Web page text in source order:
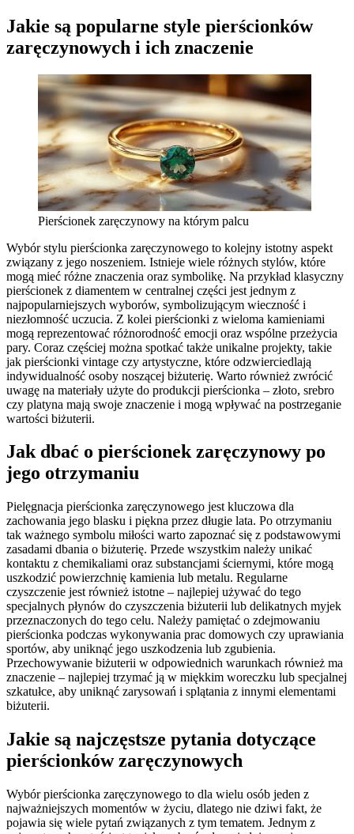
Jakie są popularne style pierścionków
zaręczynowych i ich znaczenie
Pierścionek zaręczynowy na którym palcu
Wybór stylu pierścionka zaręczynowego to kolejny istotny aspekt
związany z jego noszeniem. Istnieje wiele różnych stylów, które
mogą mieć różne znaczenia oraz symbolikę. Na przykład klasyczny
pierścionek z diamentem w centralnej części jest jednym z
najpopularniejszych wyborów, symbolizującym wieczność i
niezłomność uczucia. Z kolei pierścionki z wieloma kamieniami
mogą reprezentować różnorodność emocji oraz wspólne przeżycia
pary. Coraz częściej można spotkać także unikalne projekty, takie
jak pierścionki vintage czy artystyczne, które odzwierciedlają
indywidualność osoby noszącej biżuterię. Warto również zwrócić
uwagę na materiały użyte do produkcji pierścionka – złoto, srebro
czy platyna mają swoje znaczenie i mogą wpływać na postrzeganie
wartości biżuterii.
Jak dbać o pierścionek zaręczynowy po
jego otrzymaniu
Pielęgnacja pierścionka zaręczynowego jest kluczowa dla
zachowania jego blasku i piękna przez długie lata. Po otrzymaniu
tak ważnego symbolu miłości warto zapoznać się z podstawowymi
zasadami dbania o biżuterię. Przede wszystkim należy unikać
kontaktu z chemikaliami oraz substancjami ściernymi, które mogą
uszkodzić powierzchnię kamienia lub metalu. Regularne
czyszczenie jest również istotne – najlepiej używać do tego
specjalnych płynów do czyszczenia biżuterii lub delikatnych myjek
przeznaczonych do tego celu. Należy pamiętać o zdejmowaniu
pierścionka podczas wykonywania prac domowych czy uprawiania
sportów, aby uniknąć jego uszkodzenia lub zgubienia.
Przechowywanie biżuterii w odpowiednich warunkach również ma
znaczenie – najlepiej trzymać ją w miękkim woreczku lub specjalnej
szkatułce, aby uniknąć zarysowań i splątania z innymi elementami
biżuterii.
Jakie są najczęstsze pytania dotyczące
pierścionków zaręczynowych
Wybór pierścionka zaręczynowego to dla wielu osób jeden z
najważniejszych momentów w życiu, dlatego nie dziwi fakt, że
pojawia się wiele pytań związanych z tym tematem. Jednym z